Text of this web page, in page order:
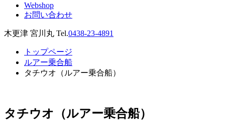
Webshop
お問い合わせ
木更津 宮川丸 Tel.0438-23-4891
トップページ
ルアー乗合船
タチウオ（ルアー乗合船）
タチウオ（ルアー乗合船）